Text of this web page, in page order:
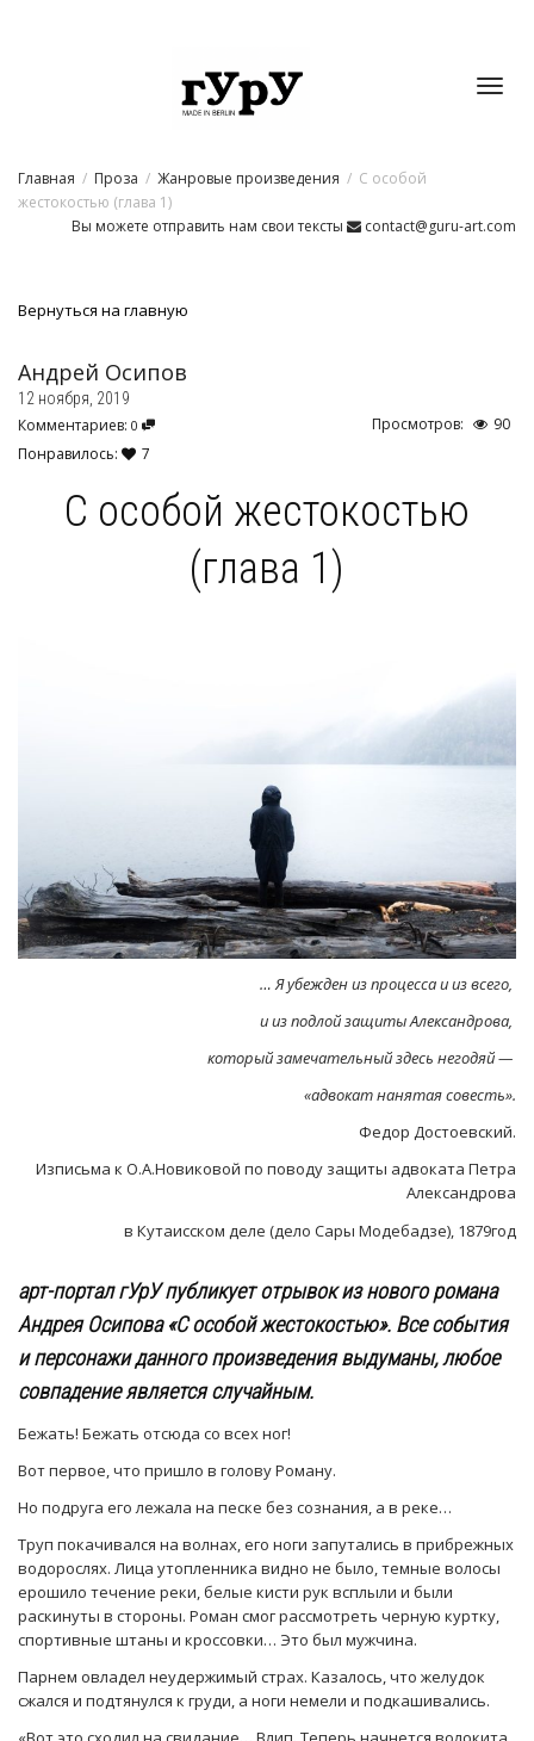
Главная Проза Жанровые произведения
С особой
жестокостью (глава 1)
Вы можете отправить нам свои тексты
contact@guru-art.com
Вернуться на главную
Андрей Осипов
12 ноября, 2019
Комментариев: 0 Просмотров:
90
Понравилось:
7
С особой жестокостью
(глава 1)
… Я убежден из процесса и из всего,
и из подлой защиты Александрова,
который замечательный здесь негодяй —
«адвокат нанятая совесть».
Федор Достоевский.
Изписьма к О.А.Новиковой по поводу защиты адвоката Петра
Александрова
в Кутаисском деле (дело Сары Модебадзе), 1879год
арт-портал гУрУ публикует отрывок из нового романа
Андрея Осипова «С особой жестокостью». Все события
и персонажи данного произведения выдуманы, любое
совпадение является случайным.
Бежать! Бежать отсюда со всех ног!
Вот первое, что пришло в голову Роману.
Но подруга его лежала на песке без сознания, а в реке…
Труп покачивался на волнах, его ноги запутались в прибрежных
водорослях. Лица утопленника видно не было, темные волосы
ерошило течение реки, белые кисти рук всплыли и были
раскинуты в стороны. Роман смог рассмотреть черную куртку,
спортивные штаны и кроссовки… Это был мужчина.
Парнем овладел неудержимый страх. Казалось, что желудок
сжался и подтянулся к груди, а ноги немели и подкашивались.